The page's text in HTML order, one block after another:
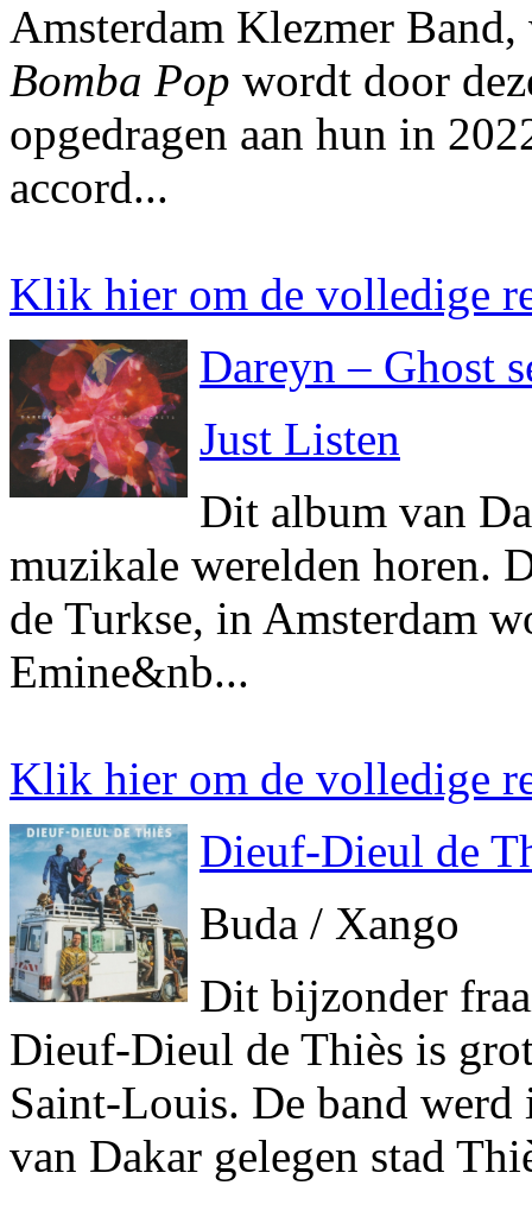
Amsterdam Klezmer
Bomba Pop wordt door
opgedragen aan hun in
accord...
Klik hier om de volledige
Dareyn – Ghost
Just Listen
Dit album van
muzikale werelden horen.
de Turkse, in Amsterdam
Emine&nb...
Klik hier om de volledige
Dieuf-Dieul de
Buda / Xango
Dit bijzonder
Dieuf-Dieul de Thiès is
Saint-Louis. De band
van Dakar gelegen stad